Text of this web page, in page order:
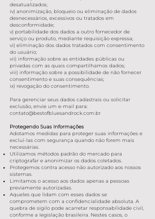
desatualizados;
iv) anonimização, bloqueio ou eliminação de dados
desnecessários, excessivos ou tratados em
desconformidade;
v) portabilidade dos dados a outro fornecedor de
serviço ou produto, mediante requisição expressa;
vi) eliminação dos dados tratados com consentimento
do usuário;
vii) informação sobre as entidades públicas ou
privadas com as quais compartilhamos dados;
viii) informação sobre a possibilidade de não fornecer
consentimento e suas consequências;
ix) revogação do consentimento.
Para gerenciar seus dados cadastrais ou solicitar
exclusão, envie um e-mail para:
contato@bestofbluesandrock.com.br
Protegendo Suas Informações
Adotamos medidas para proteger suas informações e
excluí-las com segurança quando não forem mais
necessárias.
Utilizamos métodos padrão do mercado para
criptografar e anonimizar os dados coletados.
Protegemos contra acesso não autorizado aos nossos
sistemas.
Limitamos o acesso aos dados apenas a pessoas
previamente autorizadas.
Aqueles que lidam com esses dados se
comprometem com a confidencialidade absoluta. A
quebra de sigilo pode acarretar responsabilidade civil,
conforme a legislação brasileira. Nestes casos, o